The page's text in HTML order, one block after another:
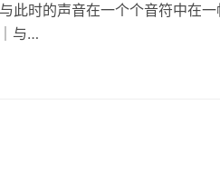
此时的声音在一个个音符中在一
与…